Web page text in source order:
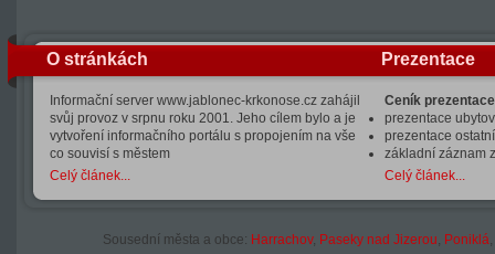
O stránkách
Informační server www.jablonec-krkonose.cz zahájil
svůj provoz v srpnu roku 2001. Jeho cílem bylo a je
vytvoření informačního portálu s propojením na vše
co souvisí s městem
Celý článek...
Prezentace
Ceník
prezentace
prezentace
základní záznam
Celý článek...
Sousední města a obce: Harrachov, Paseky nad Jizerou, Poniklá,